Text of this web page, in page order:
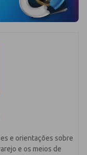
e orientações sobre
e os meios de